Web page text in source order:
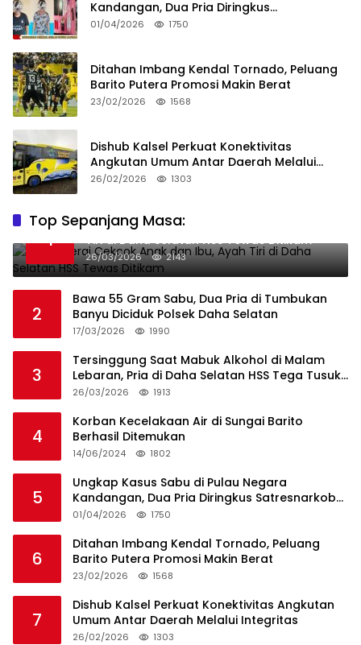
Kandangan, Dua Pria Diringkus
Satresnarkoba HSS
01/04/2026 1750
Ditahan Imbang Kendal Tornado, Peluang
Barito Putera Promosi Makin Berat
23/02/2026 1568
Dishub Kalsel Perkuat Konektivitas
Angkutan Umum Antar Daerah Melalui
Integritas
26/02/2026 1303
Top Sepanjang Masa:
1
Niat Melerai Cekcok Anak dan Ibu, Ayah
Tiri di Daha Selatan HSS Tewas Ditikam
26/03/2026 2143
2
Bawa 55 Gram Sabu, Dua Pria di Tumbukan
Banyu Diciduk Polsek Daha Selatan
17/03/2026 1990
3
Tersinggung Saat Mabuk Alkohol di Malam
Lebaran, Pria di Daha Selatan HSS Tega Tusuk
Teman Sendiri
26/03/2026 1913
4
Korban Kecelakaan Air di Sungai Barito
Berhasil Ditemukan
14/06/2024 1802
5
Ungkap Kasus Sabu di Pulau Negara
Kandangan, Dua Pria Diringkus Satresnarkoba
HSS
01/04/2026 1750
6
Ditahan Imbang Kendal Tornado, Peluang
Barito Putera Promosi Makin Berat
23/02/2026 1568
7
Dishub Kalsel Perkuat Konektivitas Angkutan
Umum Antar Daerah Melalui Integritas
26/02/2026 1303